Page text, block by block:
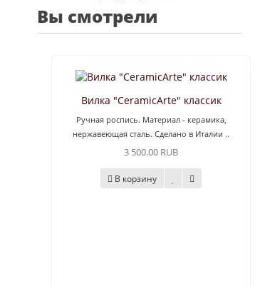
Вы смотрели
Вилка "CeramicArte" классик
Ручная роспись. Материал - керамика,
нержавеющая сталь. Сделано в Италии ..
3 500.00 RUB
В корзину